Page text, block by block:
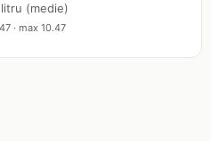
(medie)
· max 10.47